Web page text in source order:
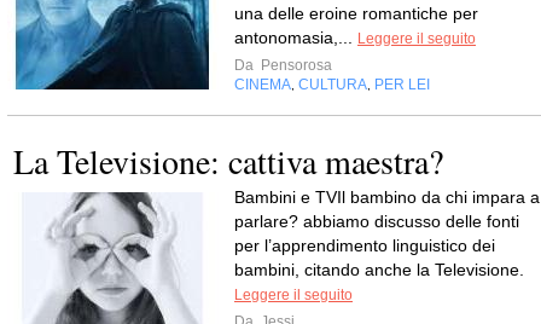
una delle eroine romantiche per
antonomasia,...
Leggere il seguito
Da Pensorosa
CINEMA CULTURA PER LEI
La Televisione: cattiva maestra?
Bambini e TVIl bambino da chi impara a
parlare? abbiamo discusso delle fonti
per l’apprendimento linguistico dei
bambini, citando anche la Televisione.
Leggere il seguito